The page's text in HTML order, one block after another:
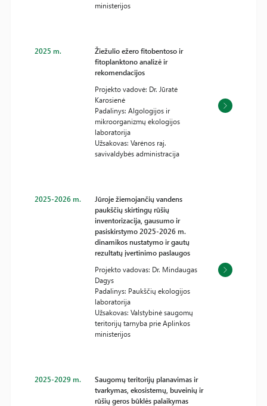
ministerijos
2025 m.
Žiežulio ežero fitobentoso ir
fitoplanktono analizė ir
rekomendacijos
Projekto vadovė: Dr. Jūratė
Karosienė
Padalinys: Algologijos ir
mikroorganizmų ekologijos
laboratorija
Užsakovas: Varėnos raj.
savivaldybės administracija
2025-2026 m.
Jūroje žiemojančių vandens
paukščių skirtingų rūšių
inventorizacija, gausumo ir
pasiskirstymo 2025-2026 m.
dinamikos nustatymo ir gautų
rezultatų įvertinimo paslaugos
Projekto vadovas: Dr. Mindaugas
Dagys
Padalinys: Paukščių ekologijos
laboratorija
Užsakovas: Valstybinė saugomų
teritorijų tarnyba prie Aplinkos
ministerijos
2025-2029 m.
Saugomų teritorijų planavimas ir
tvarkymas, ekosistemų, buveinių ir
rūšių geros būklės palaikymas